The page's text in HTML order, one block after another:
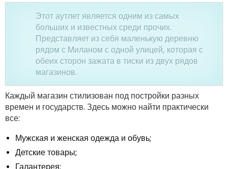
Этот аутлет является одним из самых
больших и известных среди прочих.
Представляет из себя маленькую деревню
рядом с Миланом с одной улицей, которая с
обеих сторон зажата в тиски из двух рядов
магазинов.
Каждый магазин стилизован под постройки разных
времен и государств. Здесь можно найти практически
все:
Мужская и женская одежда и обувь;
Детские товары;
Галантерея;